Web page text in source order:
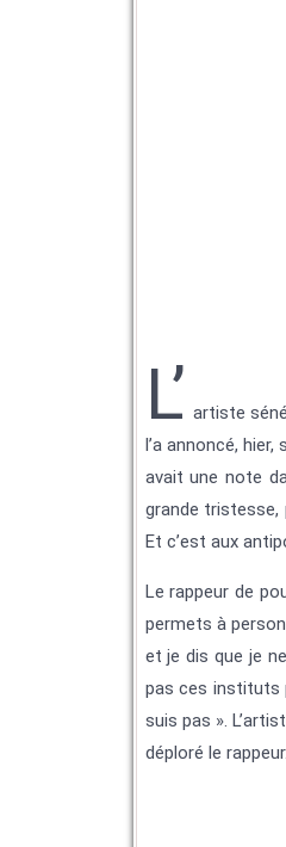
L’ artiste
l’a annoncé,
avait une note
grande tristesse,
Et c’est aux
Le rappeur de
permets à
et je dis que je
pas ces instituts
suis pas ».
déploré le